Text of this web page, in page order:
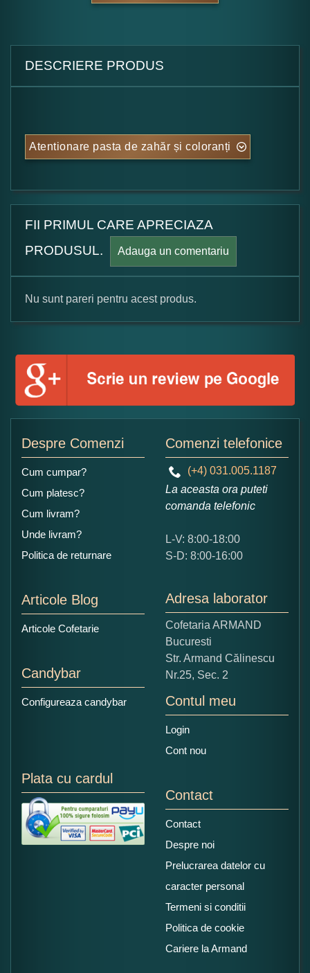
DESCRIERE PRODUS
Atentionare pasta de zahăr și coloranți
FII PRIMUL CARE APRECIAZA
PRODUSUL.
Adauga un comentariu
Formular pareri client
Numele dumneavoastra:
Ce nota acordati acestui produs?
5
Copiati alaturi numarul din imagine:
Nu sunt pareri pentru acest produs.
Despre Comenzi
Cum cumpar?
Cum platesc?
Cum livram?
Unde livram?
Politica de returnare
Articole Blog
Articole Cofetarie
Candybar
Configureaza candybar
Comenzi telefonice
(+4) 031.005.1187
La aceasta ora puteti
comanda telefonic
L-V: 8:00-18:00
S-D: 8:00-16:00
Adresa laborator
Cofetaria ARMAND
Bucuresti
Str. Armand Călinescu
Nr.25, Sec. 2
Contul meu
Login
Cont nou
Plata cu cardul
Contact
Contact
Despre noi
Prelucrarea datelor cu
caracter personal
Termeni si conditii
Politica de cookie
Cariere la Armand